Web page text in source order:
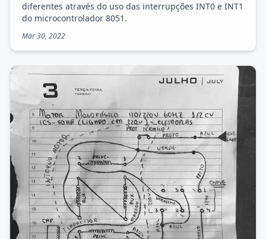
diferentes através do uso das interrupções INT0 e INT1
do microcontrolador 8051.
Mar 30, 2022